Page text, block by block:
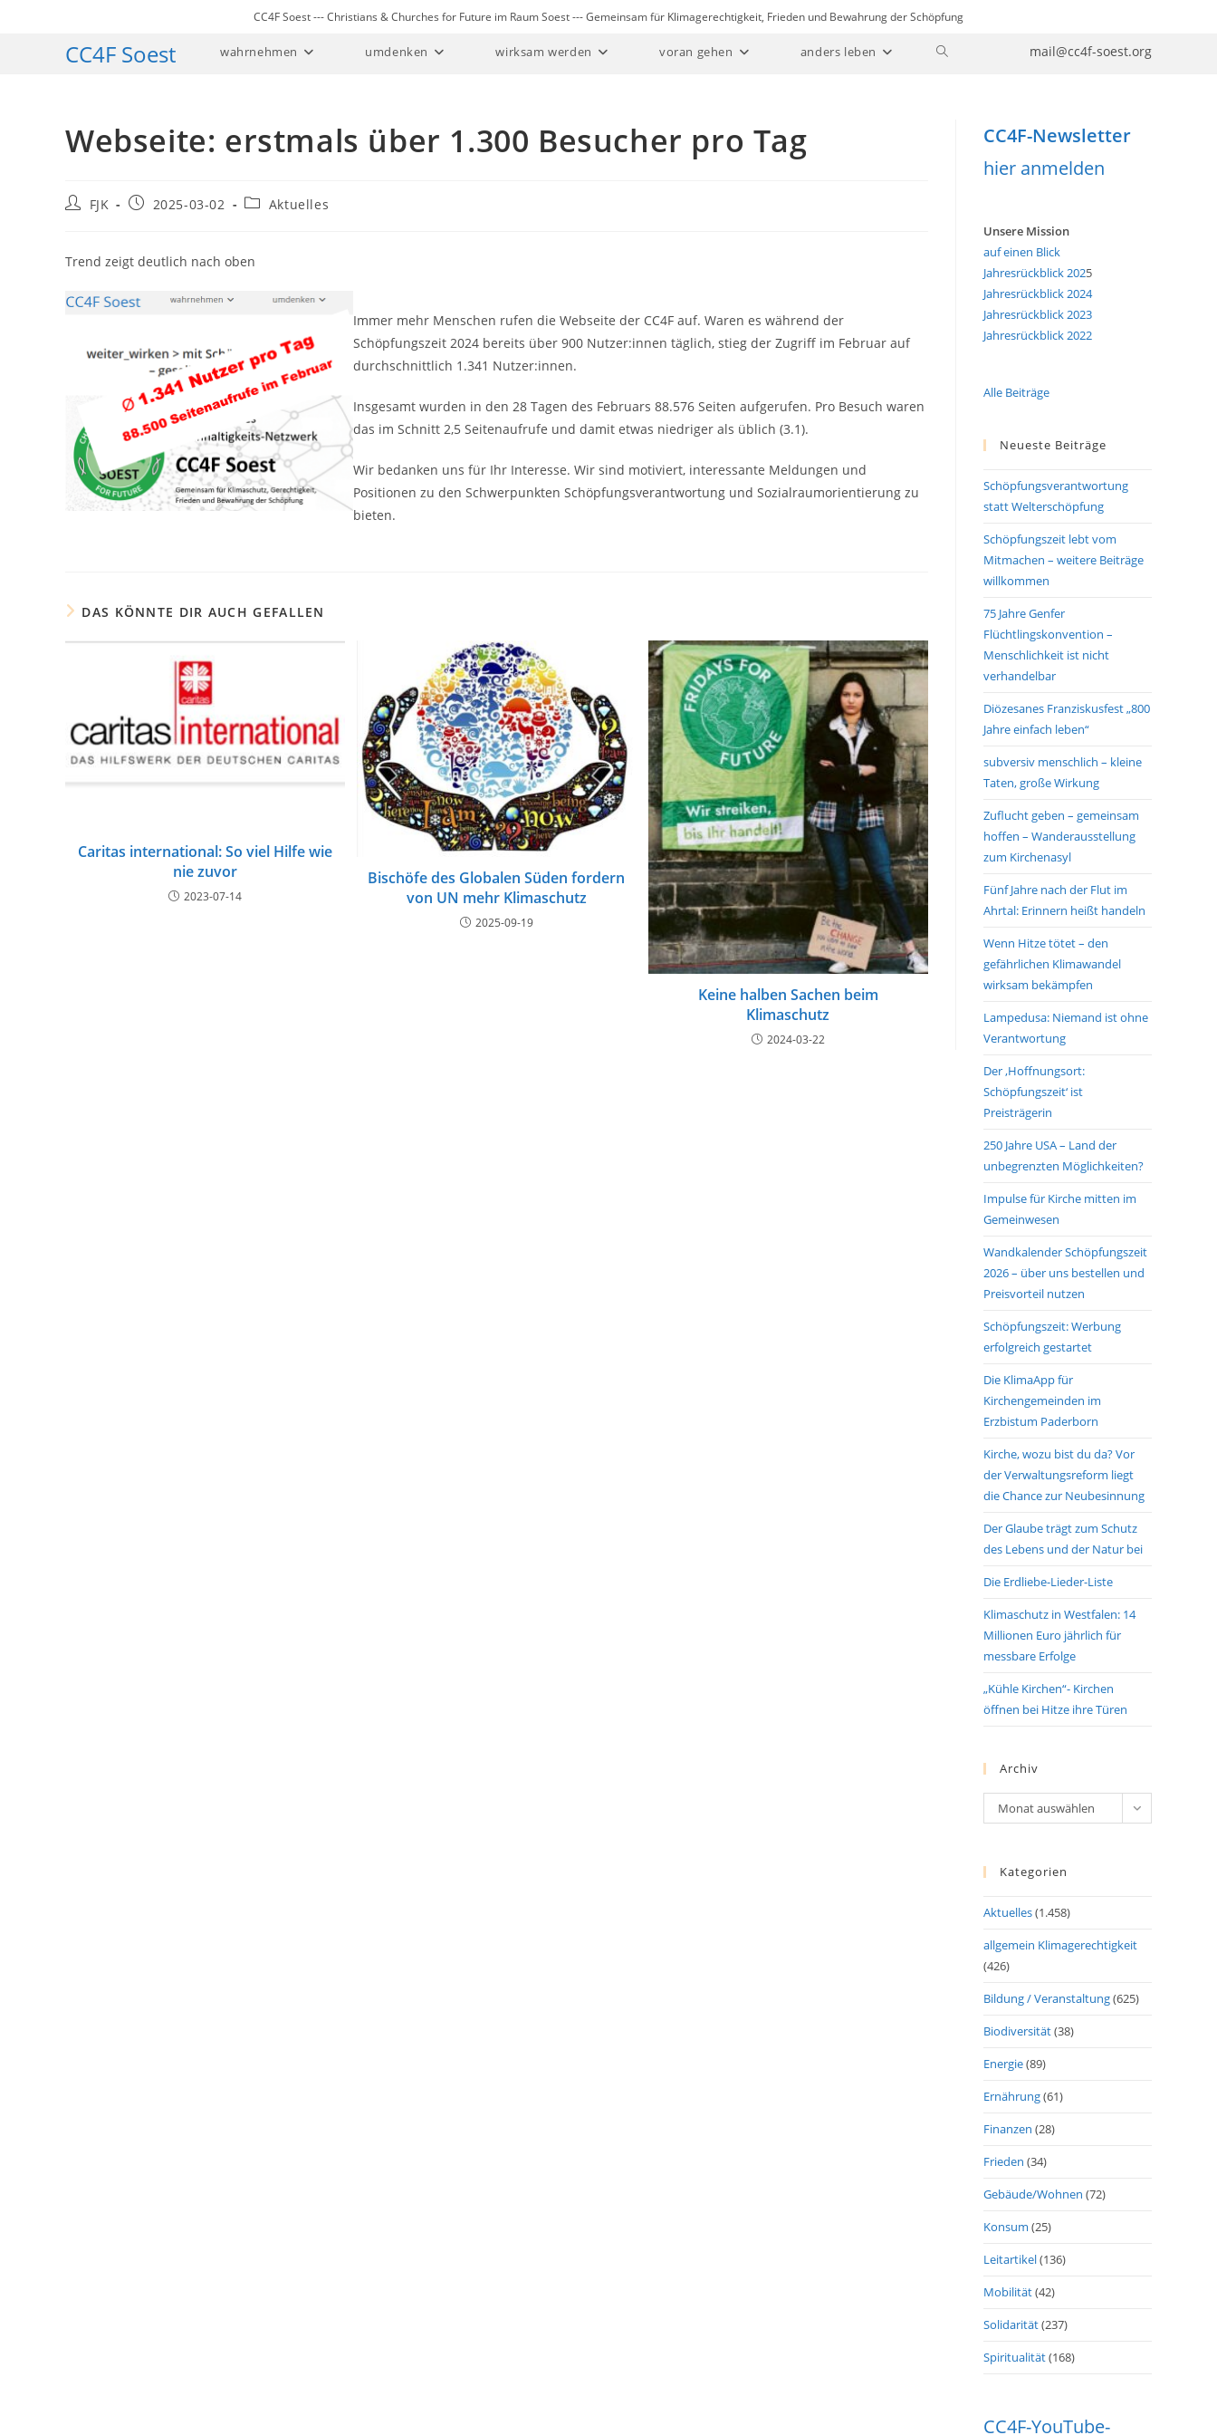
CC4F Soest --- Christians & Churches for Future im Raum Soest --- Gemeinsam für Klimagerechtigkeit, Frieden und Bewahrung der Schöpfung
CC4F Soest mail@cc4f-soest.org
wahrnehmen umdenken wirksam werden voran gehen anders leben
Website-
Webseite: erstmals über 1.300 Besucher pro Tag
Beitrags-
FJK
Beitrag2025-03-02
Beitrags-
Aktuelles
Trend zeigt deutlich nach oben
Immer mehr Menschen rufen die Webseite der CC4F auf. Waren es während der
Schöpfungszeit 2024 bereits über 900 Nutzer:innen täglich, stieg der Zugriff im Februar auf
durchschnittlich 1.341 Nutzer:innen.
Insgesamt wurden in den 28 Tagen des Februars 88.576 Seiten aufgerufen. Pro Besuch waren
das im Schnitt 2,5 Seitenaufrufe und damit etwas niedriger als üblich (3.1).
Wir bedanken uns für Ihr Interesse. Wir sind motiviert, interessante Meldungen und
Positionen zu den Schwerpunkten Schöpfungsverantwortung und Sozialraumorientierung zu
bieten.
DAS KÖNNTE DIR AUCH GEFALLEN
Caritas international: So viel Hilfe wie
nie zuvor
2023-07-14
Bischöfe des Globalen Süden fordern
von UN mehr Klimaschutz
2025-09-19
Keine halben Sachen beim
Klimaschutz
2024-03-22
CC4F-Newsletter
hier anmelden
Unsere Mission
auf einen Blick
Jahresrückblick 2025
Jahresrückblick 2024
Jahresrückblick 2023
Jahresrückblick 2022
Alle Beiträge
Neueste Beiträge
Schöpfungsverantwortung
statt Welterschöpfung
Schöpfungszeit lebt vom
Mitmachen – weitere Beiträge
willkommen
75 Jahre Genfer
Flüchtlingskonvention –
Menschlichkeit ist nicht
verhandelbar
Diözesanes Franziskusfest „800
Jahre einfach leben“
subversiv menschlich – kleine
Taten, große Wirkung
Zuflucht geben – gemeinsam
hoffen – Wanderausstellung
zum Kirchenasyl
Fünf Jahre nach der Flut im
Ahrtal: Erinnern heißt handeln
Wenn Hitze tötet – den
gefährlichen Klimawandel
wirksam bekämpfen
Lampedusa: Niemand ist ohne
Verantwortung
Der ‚Hoffnungsort:
Schöpfungszeit‘ ist
Preisträgerin
250 Jahre USA – Land der
unbegrenzten Möglichkeiten?
Impulse für Kirche mitten im
Gemeinwesen
Wandkalender Schöpfungszeit
2026 – über uns bestellen und
Preisvorteil nutzen
Schöpfungszeit: Werbung
erfolgreich gestartet
Die KlimaApp für
Kirchengemeinden im
Erzbistum Paderborn
Kirche, wozu bist du da? Vor
der Verwaltungsreform liegt
die Chance zur Neubesinnung
Der Glaube trägt zum Schutz
des Lebens und der Natur bei
Die Erdliebe-Lieder-Liste
Klimaschutz in Westfalen: 14
Millionen Euro jährlich für
messbare Erfolge
„Kühle Kirchen“- Kirchen
öffnen bei Hitze ihre Türen
Archiv
Archiv
Monat auswählen
Kategorien
Aktuelles(1.458)
allgemein Klimagerechtigkeit
(426)
Bildung / Veranstaltung(625)
Biodiversität(38)
Energie(89)
Ernährung(61)
Finanzen (28)
Frieden (34)
Gebäude/Wohnen (72)
Konsum (25)
Leitartikel(136)
Mobilität(42)
Solidarität(237)
Spiritualität(168)
CC4F-YouTube-